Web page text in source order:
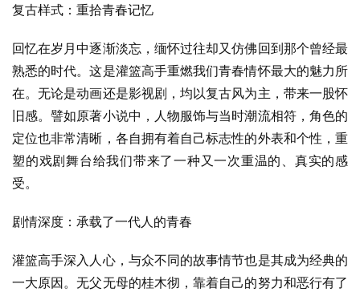
复古样式：重拾青春记忆
回忆在岁月中逐渐淡忘，缅怀过往却又仿佛回到那个曾经最
熟悉的时代。这是灌篮高手重燃我们青春情怀最大的魅力所
在。无论是动画还是影视剧，均以复古风为主，带来一股怀
旧感。譬如原著小说中，人物服饰与当时潮流相符，角色的
定位也非常清晰，各自拥有着自己标志性的外表和个性，重
塑的戏剧舞台给我们带来了一种又一次重温的、真实的感
受。
剧情深度：承载了一代人的青春
灌篮高手深入人心，与众不同的故事情节也是其成为经典的
一大原因。无父无母的桂木彻，靠着自己的努力和恶行有了